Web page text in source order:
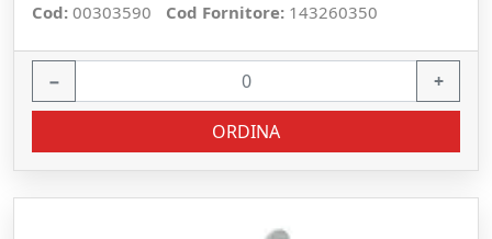
Cod: 00303590 Cod Fornitore: 143260350
− +
ORDINA